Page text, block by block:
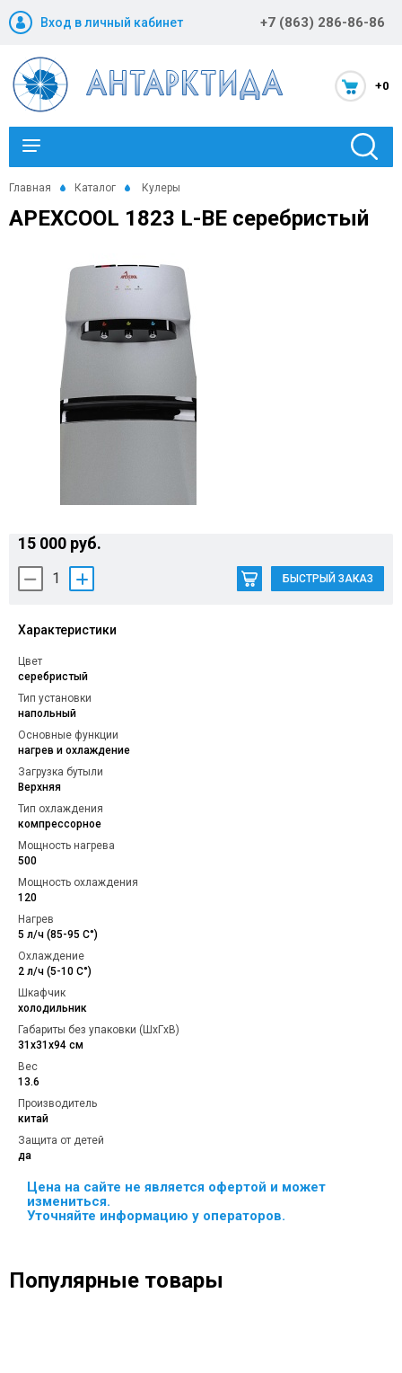
Вход в личный кабинет +7 (863) 286-86-86
+0
Каталог
Новости и акции
Оптовикам
Компания
Статьи
Контакты
Главная Каталог Кулеры
APEXCOOL 1823 L-BE серебристый
15 000 руб.
1 БЫСТРЫЙ ЗАКАЗ
Характеристики
Цвет
серебристый
Тип установки
напольный
Основные функции
нагрев и охлаждение
Загрузка бутыли
Верхняя
Тип охлаждения
компрессорное
Мощность нагрева
500
Мощность охлаждения
120
Нагрев
5 л/ч (85-95 C°)
Охлаждение
2 л/ч (5-10 C°)
Шкафчик
холодильник
Габариты без упаковки (ШxГxВ)
31х31х94 см
Вес
13.6
Производитель
китай
Защита от детей
да
Цена на сайте не является офертой и может
измениться.
Уточняйте информацию у операторов.
Популярные товары